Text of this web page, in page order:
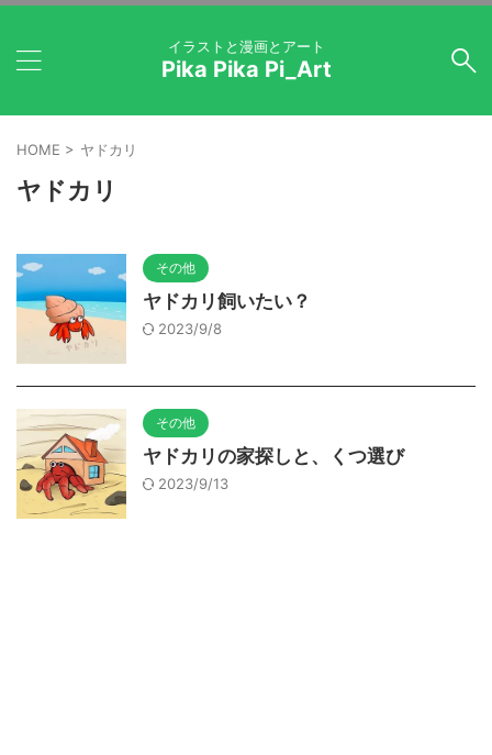
イラストと漫画とアート
Pika Pika Pi_Art
HOME > ヤドカリ
ヤドカリ
その他
ヤドカリ飼いたい？
2023/9/8
その他
ヤドカリの家探しと、くつ選び
2023/9/13